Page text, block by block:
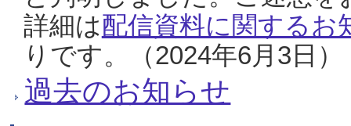
詳細は配信資料に関するお
りです。（2024年6月3日）
過去のお知らせ